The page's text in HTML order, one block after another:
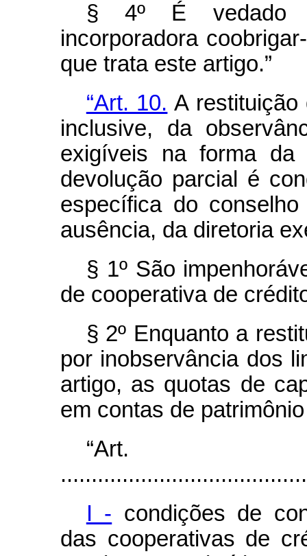
§ 4º É vedado
incorporadora
que trata este artigo.”
“Art. 10. A restituição
inclusive, da
exigíveis na forma da
devolução parcial é
específica do
ausência, da diretoria
§ 1º São
de cooperativa de
§ 2º Enquanto a
por inobservância dos
artigo, as quotas de
em contas de
I - condições de
das cooperativas de